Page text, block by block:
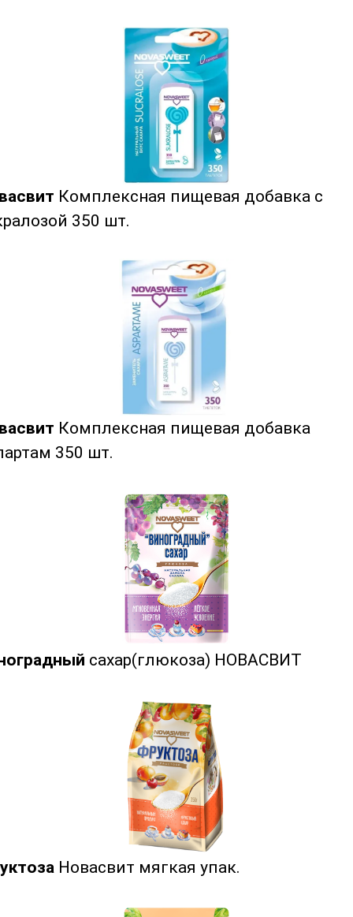
Комплексная пищевая добавка с
350 шт.
Комплексная пищевая добавка
350 шт.
сахар(глюкоза) НОВАСВИТ
Новасвит мягкая упак.